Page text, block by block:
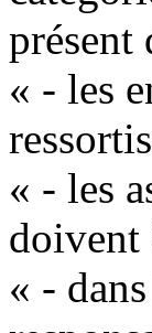
présent
« - les
« - les
doivent
« -